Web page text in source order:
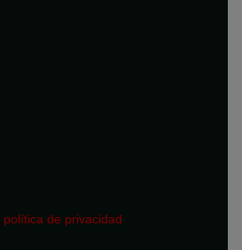
política de privacidad